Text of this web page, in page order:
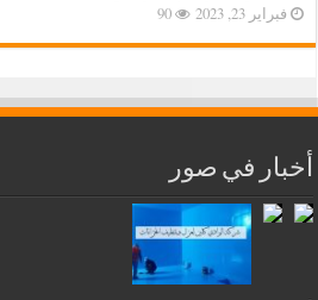
فبراير 23, 2023 90
أخبار في صور